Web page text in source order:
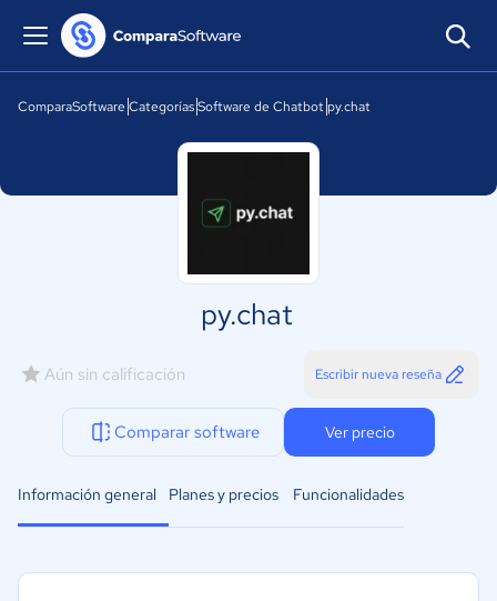
ComparaSoftware CategoríasSoftware de Chatbot py.chat
py.chat
Aún sin calificación Escribir nueva reseña
Comparar software Ver precio
Información general Planes y precios Funcionalidades